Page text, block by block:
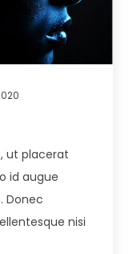
ut placerat
id augue
Donec
nisi